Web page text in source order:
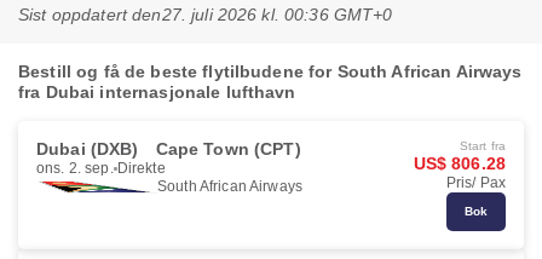
Sist oppdatert den27. juli 2026 kl. 00:36 GMT+0
Bestill og få de beste flytilbudene for South African Airways
fra Dubai internasjonale lufthavn
Dubai (DXB) Cape Town (CPT)
ons. 2. sep. Direkte
South African Airways
Start fra
US$ 806.28
Pris/ Pax
Bok